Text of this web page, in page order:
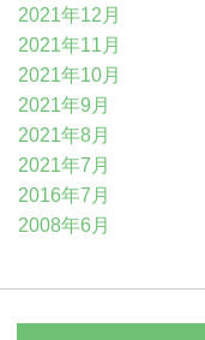
2021年12月
2021年11月
2021年10月
2021年9月
2021年8月
2021年7月
2016年7月
2008年6月